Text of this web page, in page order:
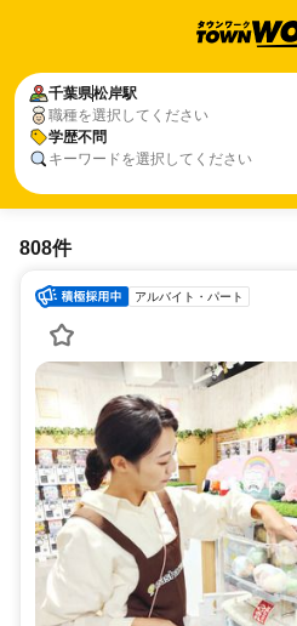
千葉県松岸駅
職種を選択してください
学歴不問
キーワードを選択してください
808件
アルバイト・パート